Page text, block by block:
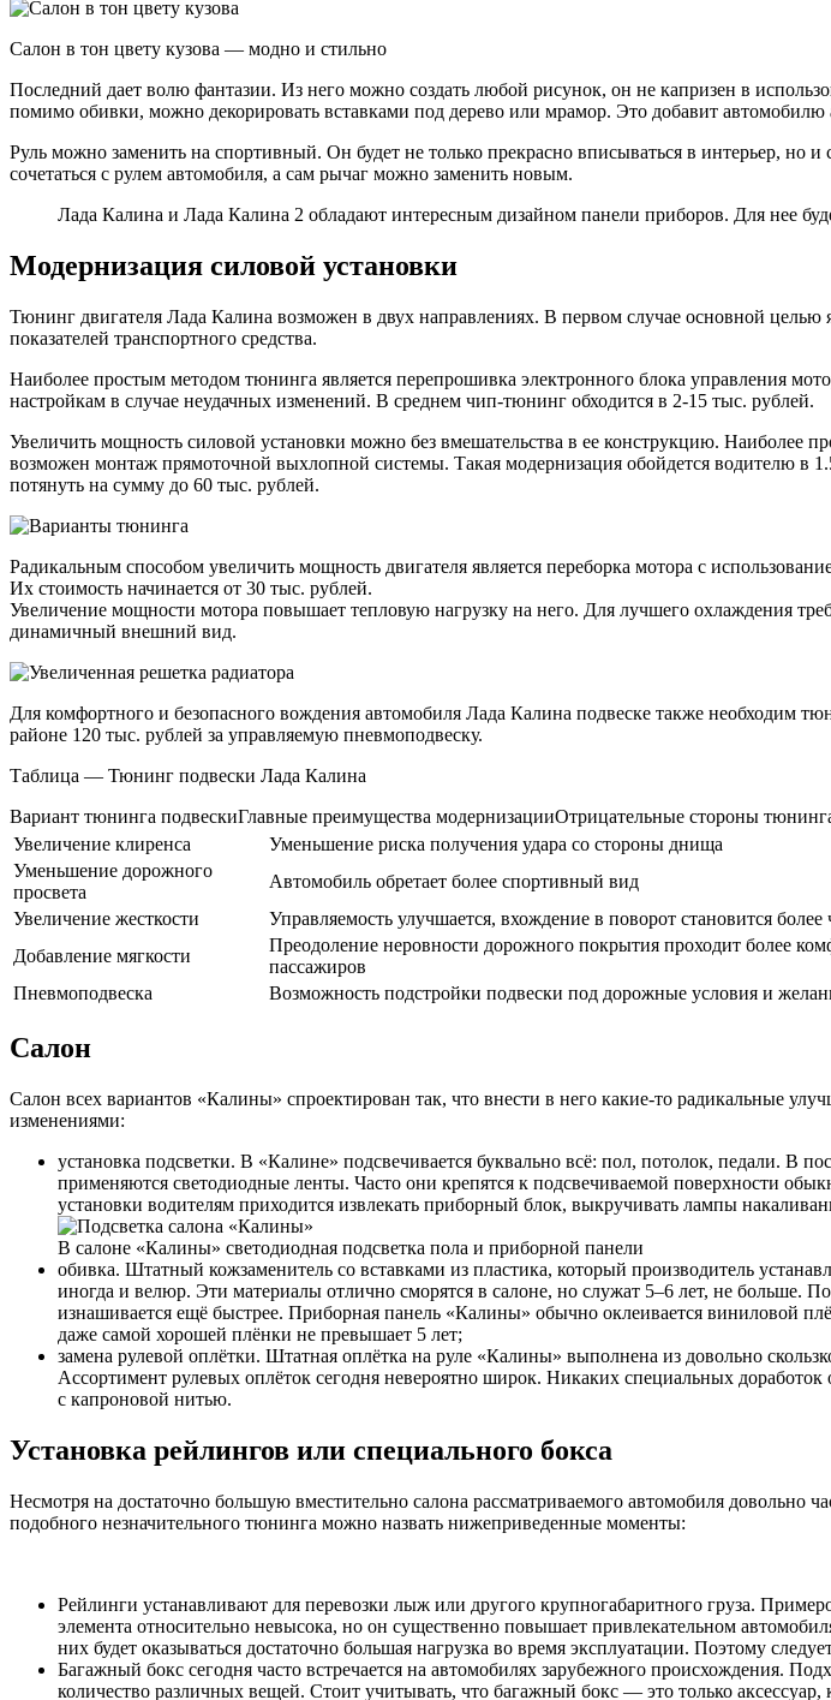
Салон в тон цвету кузова — модно и стильно
Последний дает волю фантазии. Из него можно создать любой рисунок, он не капризен в
помимо обивки, можно декорировать вставками под дерево или мрамор. Это добавит автомобилю
Руль можно заменить на спортивный. Он будет не только прекрасно вписываться в интерьер, но
сочетаться с рулем автомобиля, а сам рычаг можно заменить новым.
Лада Калина и Лада Калина 2 обладают интересным дизайном панели приборов. Для нее
Модернизация силовой установки
Тюнинг двигателя Лада Калина возможен в двух направлениях. В первом случае основной
показателей транспортного средства.
Наиболее простым методом тюнинга является перепрошивка электронного блока управления
настройкам в случае неудачных изменений. В среднем чип-тюнинг обходится в 2-15 тыс. рублей.
Увеличить мощность силовой установки можно без вмешательства в ее конструкцию. Наиболее
возможен монтаж прямоточной выхлопной системы. Такая модернизация обойдется водителю в
потянуть на сумму до 60 тыс. рублей.
Радикальным способом увеличить мощность двигателя является переборка мотора с
Их стоимость начинается от 30 тыс. рублей.
Увеличение мощности мотора повышает тепловую нагрузку на него. Для лучшего охлаждения
динамичный внешний вид.
Для комфортного и безопасного вождения автомобиля Лада Калина подвеске также необходим
районе 120 тыс. рублей за управляемую пневмоподвеску.
Таблица — Тюнинг подвески Лада Калина
Вариант тюнинга подвескиГлавные преимущества модернизацииОтрицательные стороны
Увеличение клиренса
Уменьшение риска получения удара со стороны днища
Уменьшение дорожного
просвета
Автомобиль обретает более спортивный вид
Увеличение жесткости
Управляемость улучшается, вхождение в поворот становится более
Добавление мягкости
Преодоление неровности дорожного покрытия проходит более
пассажиров
Пневмоподвеска
Возможность подстройки подвески под дорожные условия и
Салон
Салон всех вариантов «Калины» спроектирован так, что внести в него какие-то радикальные
изменениями:
установка подсветки. В «Калине» подсвечивается буквально всё: пол, потолок, педали. В
применяются светодиодные ленты. Часто они крепятся к подсвечиваемой поверхности
установки водителям приходится извлекать приборный блок, выкручивать лампы
В салоне «Калины» светодиодная подсветка пола и приборной панели
обивка. Штатный кожзаменитель со вставками из пластика, который производитель
иногда и велюр. Эти материалы отлично сморятся в салоне, но служат 5–6 лет, не больше.
изнашивается ещё быстрее. Приборная панель «Калины» обычно оклеивается виниловой
даже самой хорошей плёнки не превышает 5 лет;
замена рулевой оплётки. Штатная оплётка на руле «Калины» выполнена из довольно
Ассортимент рулевых оплёток сегодня невероятно широк. Никаких специальных
с капроновой нитью.
Установка рейлингов или специального бокса
Несмотря на достаточно большую вместительно салона рассматриваемого автомобиля довольно
подобного незначительного тюнинга можно назвать нижеприведенные моменты:
Рейлинги устанавливают для перевозки лыж или другого крупногабаритного груза.
элемента относительно невысока, но он существенно повышает привлекательном
них будет оказываться достаточно большая нагрузка во время эксплуатации. Поэтому
Багажный бокс сегодня часто встречается на автомобилях зарубежного происхождения.
количество различных вещей. Стоит учитывать, что багажный бокс — это только